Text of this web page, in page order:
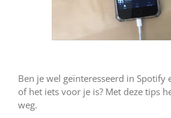
Ben je wel geïnteresseerd in Spotify
of het iets voor je is? Met deze tips
weg.